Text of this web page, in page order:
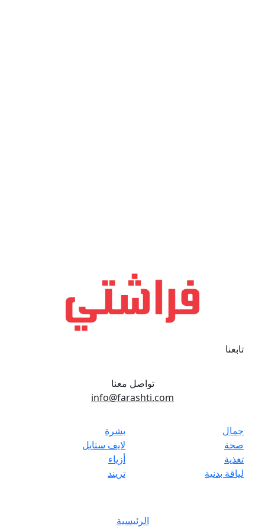
تابعنا
تواصل معنا
info@farashti.com
جمال
صحة
تغذية
لياقة بدنية
بشرة
لايف ستايل
أزياء
تريند
الرئيسية